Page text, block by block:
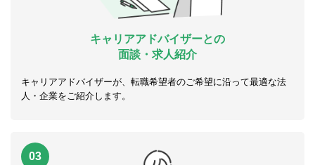
キャリアアドバイザーとの
面談・求人紹介
キャリアアドバイザーが、転職希望者のご希望に沿って最適な法
人・企業をご紹介します。
03